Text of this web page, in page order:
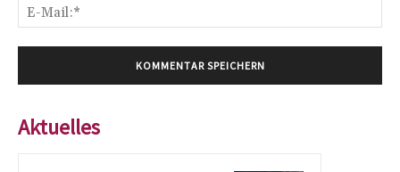
Aktuelles